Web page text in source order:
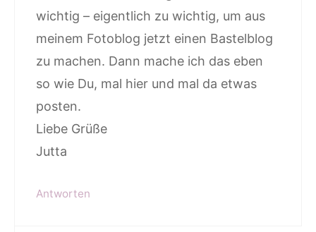
wichtig – eigentlich zu wichtig, um aus
meinem Fotoblog jetzt einen Bastelblog
zu machen. Dann mache ich das eben
so wie Du, mal hier und mal da etwas
posten.
Liebe Grüße
Jutta
Antworten